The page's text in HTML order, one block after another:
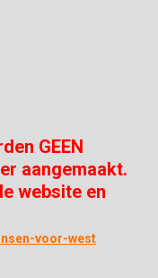
GEEN
aangemaakt.
website en
voor-west